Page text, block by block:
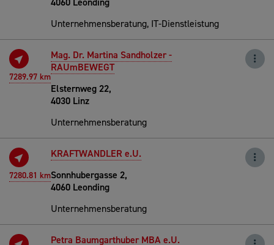
Unternehmensberatung, IT-Dienstleistung
7289.97 km
Mag. Dr. Martina Sandholzer -
RAUmBEWEGT
Elsternweg 22,
4030 Linz
Unternehmensberatung
7280.81 km
KRAFTWANDLER e.U.
Sonnhubergasse 2,
4060 Leonding
Unternehmensberatung
Petra Baumgarthuber MBA e.U.